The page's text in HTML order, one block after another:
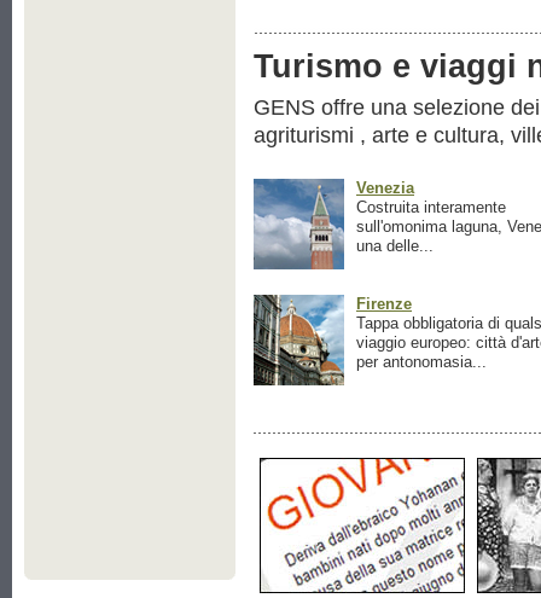
Turismo e viaggi
GENS offre una selezione
agriturismi , arte e cultura,
Venezia
Costruita interamente
sull'omonima laguna,
una delle...
Firenze
Tappa obbligatoria di
viaggio europeo: città
per antonomasia...